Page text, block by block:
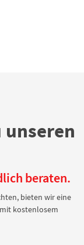
unseren
beraten.
bieten wir eine
kostenlosem